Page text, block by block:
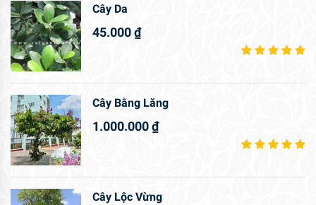
Cây Da
45.000₫
Cây Bằng Lăng
1.000.000₫
Cây Lộc Vừng